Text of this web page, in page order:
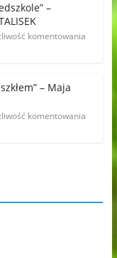
–
komentowania
– Maja
komentowania